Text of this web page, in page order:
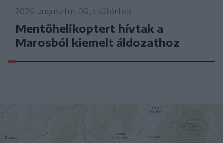
2026. augusztus 06., csütörtök
Mentőhelikoptert hívtak a
Marosból kiemelt áldozathoz